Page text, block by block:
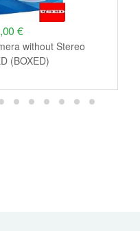
€
without Stereo
(BOXED)